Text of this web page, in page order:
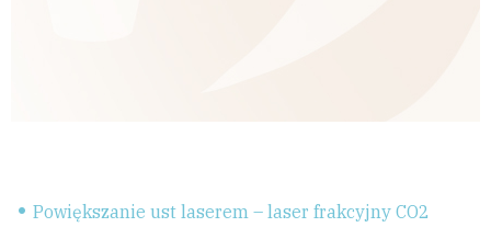
Powiększanie ust laserem – laser frakcyjny CO2